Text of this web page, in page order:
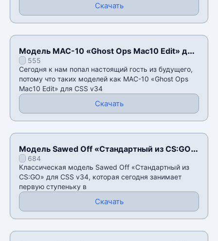
Скачать
Модель MAC-10 «Ghost Ops Mac10 Edit» для
CSS v34
555
Сегодня к нам попал настоящий гость из будущего,
потому что таких моделей как MAC-10 «Ghost Ops
Mac10 Edit» для CSS v34
Скачать
Модель Sawed Off «Стандартный из CS:GO»
для CSS v34
684
Классическая модель Sawed Off «Стандартный из
CS:GO» для CSS v34, которая сегодня занимает
первую ступеньку в
Скачать